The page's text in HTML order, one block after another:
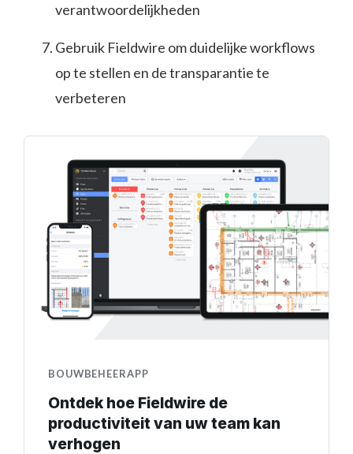
verantwoordelijkheden
Gebruik Fieldwire om duidelijke workflows
op te stellen en de transparantie te
verbeteren
BOUWBEHEERAPP
Ontdek hoe Fieldwire de
productiviteit van uw team kan
verhogen